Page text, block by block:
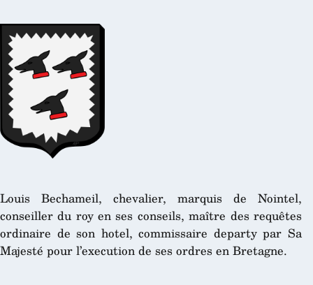
Louis Bechameil, chevalier, marquis de Nointel,
conseiller du roy en ses conseils, maître des requêtes
ordinaire de son hotel, commissaire departy par Sa
Majesté pour l’execution de ses ordres en Bretagne.